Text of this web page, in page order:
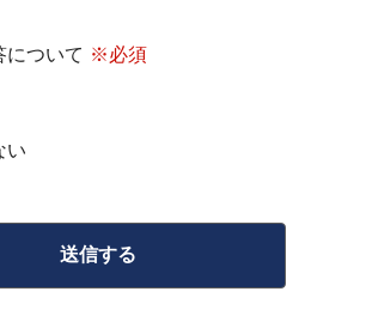
について
い